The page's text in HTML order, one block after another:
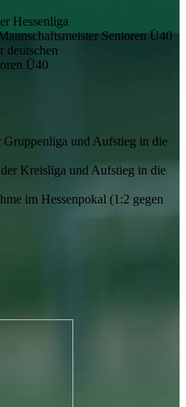
Hessenliga
Senioren Ü40
deutschen
Ü40
Gruppenliga und Aufstieg in die
Kreisliga und Aufstieg in die
im Hessenpokal (1:2 gegen